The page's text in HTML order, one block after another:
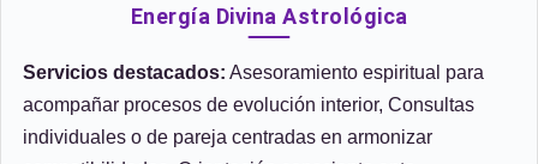
Energía Divina Astrológica
Servicios destacados: Asesoramiento espiritual para
acompañar procesos de evolución interior, Consultas
individuales o de pareja centradas en armonizar